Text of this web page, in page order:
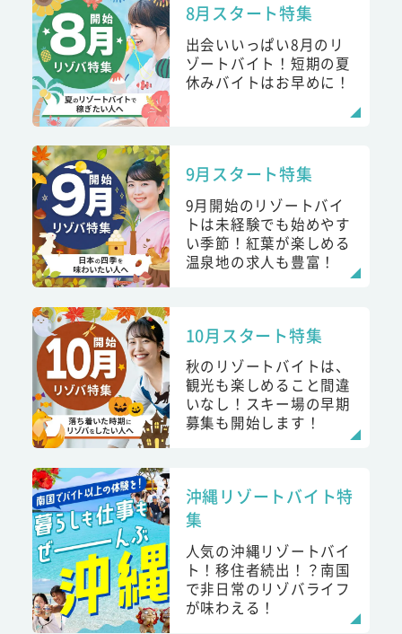
8月スタート特集
出会いいっぱい8月のリ
ゾートバイト！短期の夏
休みバイトはお早めに！
9月スタート特集
9月開始のリゾートバイ
トは未経験でも始めやす
い季節！紅葉が楽しめる
温泉地の求人も豊富！
10月スタート特集
秋のリゾートバイトは、
観光も楽しめること間違
いなし！スキー場の早期
募集も開始します！
沖縄リゾートバイト特
集
人気の沖縄リゾートバイ
ト！移住者続出！？南国
で非日常のリゾバライフ
が味わえる！